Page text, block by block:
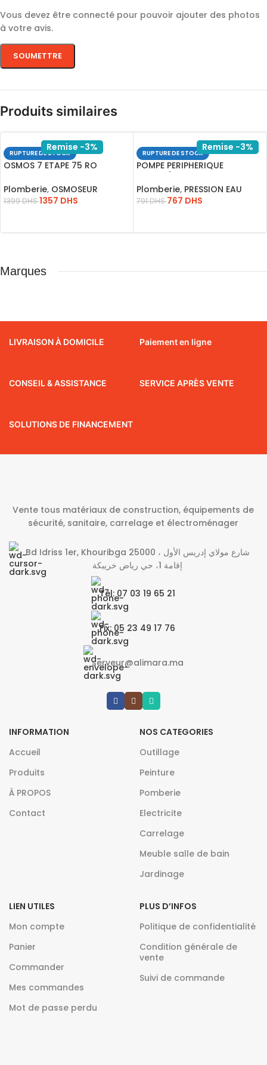
Vous devez être connecté pour pouvoir ajouter des photos
à votre avis.
Produits similaires
Remise -3%
RUPTURE DE STOCK
OSMOS 7 ETAPE 75 RO
Plomberie, OSMOSEUR
1399DHS1357 DHS
Remise -3%
RUPTURE DE STOCK
POMPE PERIPHERIQUE
INGCO
Plomberie, PRESSION EAU
791DHS 767 DHS
Marques
LIVRAISON À DOMICILE Paiement en ligne
CONSEIL & ASSISTANCE SERVICE APRÈS VENTE
SOLUTIONS DE FINANCEMENT
Vente tous matériaux de construction, équipements de
sécurité, sanitaire, carrelage et électroménager
Bd Idriss 1er, Khouribga 25000 شارع مولاي إدريس الأول ،
إقامة 1، حي رياض خريبكة
Tél: 07 03 19 65 21
Fix: 05 23 49 17 76
serveur@alimara.ma
INFORMATION
Accueil
Produits
À PROPOS
Contact
NOS CATEGORIES
Outillage
Peinture
Pomberie
Electricite
Carrelage
Meuble salle de bain
Jardinage
LIEN UTILES
Mon compte
Panier
Commander
Mes commandes
Mot de passe perdu
PLUS D’INFOS
Politique de confidentialité
Condition générale de
vente
Suivi de commande